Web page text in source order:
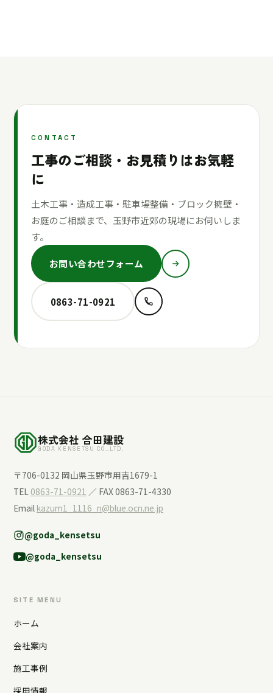
CONTACT
工事のご相談・お見積りはお気軽
に
土木工事・造成工事・駐車場整備・ブロック擁壁・
お庭のご相談まで、玉野市近郊の現場にお伺いしま
す。
お問い合わせフォーム
0863-71-0921
株式会社 合田建設
GODA KENSETSU CO.,LTD.
〒706-0132 岡山県玉野市用吉1679-1
TEL 0863-71-0921 ／ FAX 0863-71-4330
Email kazum1_1116_n@blue.ocn.ne.jp
@goda_kensetsu
@goda_kensetsu
SITE MENU
ホーム
会社案内
施工事例
採用情報